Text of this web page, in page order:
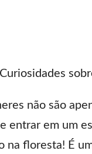
não são
entrar em um
na floresta! É